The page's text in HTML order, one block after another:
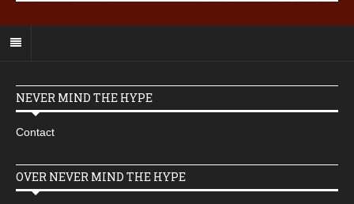
NEVER MIND THE HYPE
Contact
OVER NEVER MIND THE HYPE